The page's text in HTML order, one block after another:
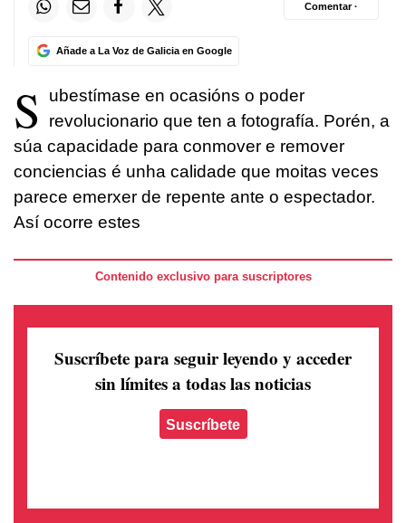
Añade a La Voz de Galicia en Google
Comentar ·
S
ubestímase en ocasións o poder
revolucionario que ten a fotografía. Porén, a
súa capacidade para conmover e remover
conciencias é unha calidade que moitas veces
parece emerxer de repente ante o espectador.
Así ocorre estes
Contenido exclusivo para suscriptores
Suscríbete para seguir leyendo y acceder
sin límites a todas las noticias
Suscríbete